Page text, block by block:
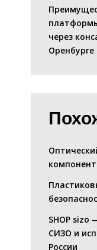
через
Оренбурге
SHOP
СИЗО и
России